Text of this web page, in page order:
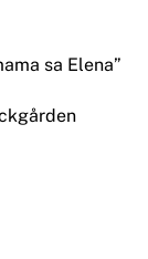
sa Elena”